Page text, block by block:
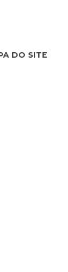
DO SITE